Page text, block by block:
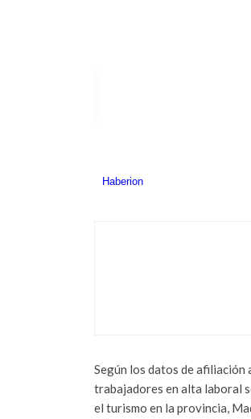
Según los datos de afiliación
trabajadores en alta laboral
el turismo en la provincia,